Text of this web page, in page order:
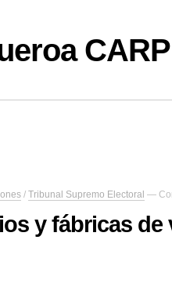
/ Tribunal Supremo Electoral —
y fábricas de